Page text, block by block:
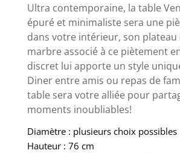
Ultra contemporaine, la table
épuré et minimaliste sera une
dans votre intérieur, son plateau
marbre associé à ce piètement
discret lui apporte un style
Diner entre amis ou repas de
table sera votre alliée pour
moments inoubliables!
Diamètre : plusieurs choix possibles
Hauteur : 76 cm